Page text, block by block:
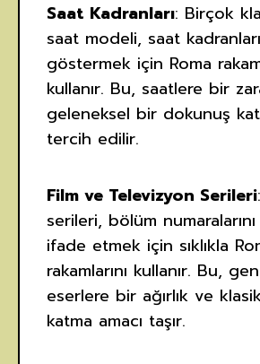
Saat Kadranları: Birçok
saat modeli, saat
göstermek için Roma
kullanır. Bu, saatlere bir
geleneksel bir dokunuş
tercih edilir.
Film ve Televizyon Serileri
serileri, bölüm numaralarını
ifade etmek için sıklıkla
rakamlarını kullanır. Bu,
eserlere bir ağırlık ve
katma amacı taşır.